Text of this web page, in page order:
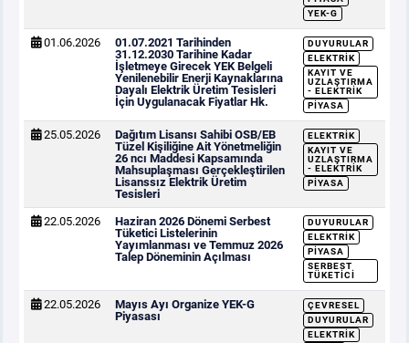
YEK-G
01.06.2026
01.07.2021 Tarihinden
31.12.2030 Tarihine Kadar
İşletmeye Girecek YEK Belgeli
Yenilenebilir Enerji Kaynaklarına
Dayalı Elektrik Üretim Tesisleri
İçin Uygulanacak Fiyatlar Hk.
DUYURULAR
ELEKTRIK
KAYIT VE
UZLAŞTIRMA
- ELEKTRIK
PIYASA
25.05.2026
Dağıtım Lisansı Sahibi OSB/EB
Tüzel Kişiliğine Ait Yönetmeliğin
26 ncı Maddesi Kapsamında
Mahsuplaşması Gerçekleştirilen
Lisanssız Elektrik Üretim
Tesisleri
ELEKTRIK
KAYIT VE
UZLAŞTIRMA
- ELEKTRIK
PIYASA
22.05.2026
Haziran 2026 Dönemi Serbest
Tüketici Listelerinin
Yayımlanması ve Temmuz 2026
Talep Döneminin Açılması
DUYURULAR
ELEKTRIK
PIYASA
SERBEST
TÜKETICI
22.05.2026
Mayıs Ayı Organize YEK-G
Piyasası
ÇEVRESEL
DUYURULAR
ELEKTRIK